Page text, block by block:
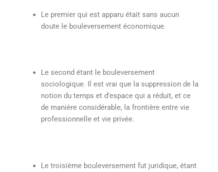
Le premier qui est apparu était sans aucun
doute le bouleversement économique.
Le second étant le bouleversement
sociologique. Il est vrai que la suppression de la
notion du temps et d’espace qui a réduit, et ce
de manière considérable, la frontière entre vie
professionnelle et vie privée.
Le troisième bouleversement fut juridique, étant